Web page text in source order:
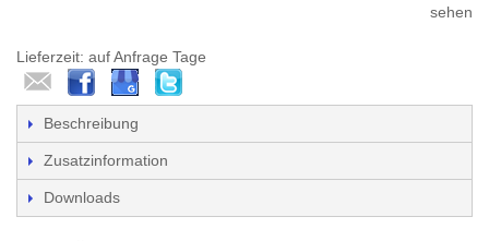
sehen
Lieferzeit: auf Anfrage Tage
Beschreibung
Zusatzinformation
Downloads